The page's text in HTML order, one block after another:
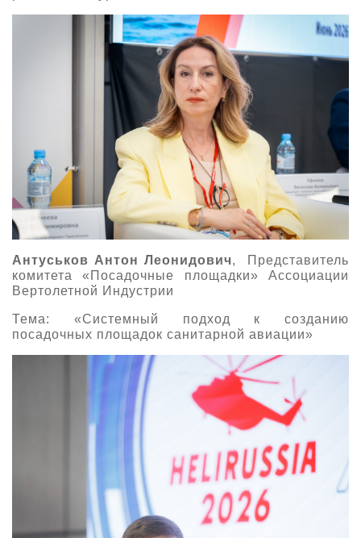
Антуськов Антон Леонидович, Представитель
комитета «Посадочные площадки» Ассоциации
Вертолетной Индустрии
Тема: «Системный подход к созданию
посадочных площадок санитарной авиации»